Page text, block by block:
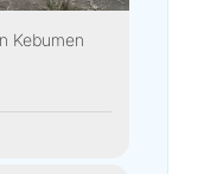
Kebumen